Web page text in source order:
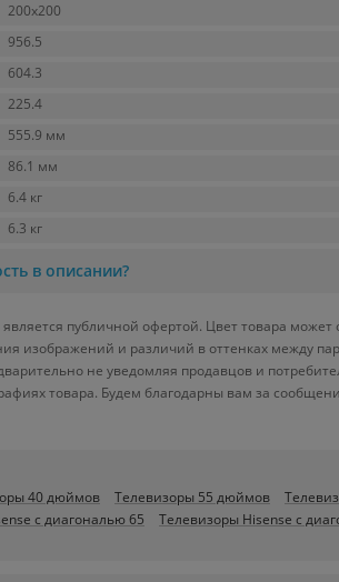
200x200
956.5
604.3
225.4
555.9 мм
86.1 мм
6.4 кг
6.3 кг
в описании?
публичной офертой. Цвет товара может
изображений и различий в оттенках между
не уведомляя продавцов и
товара. Будем благодарны вам за
40 дюймов Телевизоры 55 дюймов
c диагональю 65 Телевизоры Hisense c